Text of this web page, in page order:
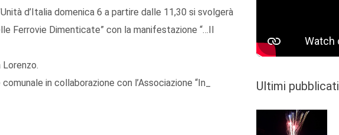
d’Italia domenica 6 a partire dalle 11,30 si svolgerà
Ferrovie Dimenticate” con la manifestazione “…Il
in collaborazione con l’Associazione “In_
Ultimi pubblicati